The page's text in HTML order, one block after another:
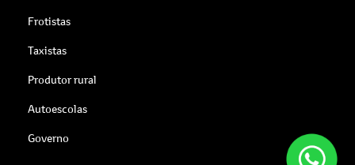
Frotistas
Taxistas
Produtor rural
Autoescolas
Governo